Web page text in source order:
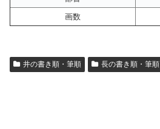
画数
井の書き順・筆順 長の書き順・筆順